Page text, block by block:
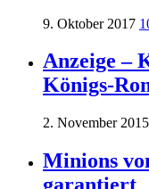
9. Oktober 2017
Anzeige –
Königs-
2. November 2015
Minions